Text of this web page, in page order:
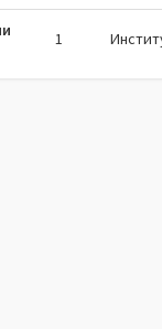
1